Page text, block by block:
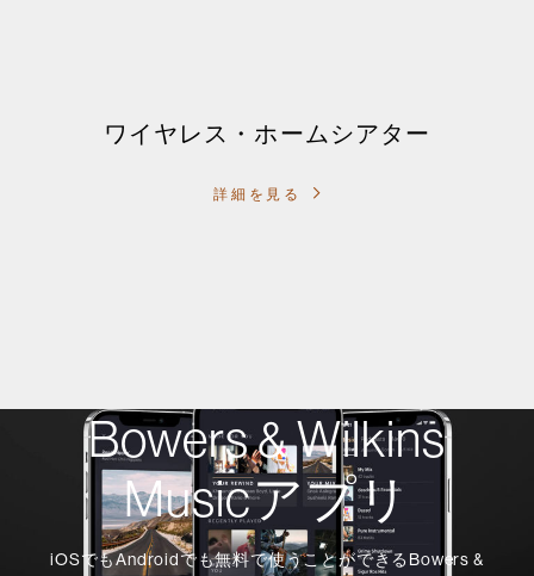
ワイヤレス・ホームシアター
詳細を見る
Bowers & Wilkins
Musicアプリ
iOSでもAndroidでも無料で使うことができるBowers &